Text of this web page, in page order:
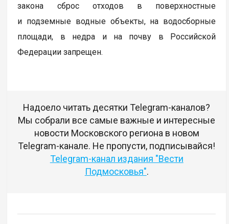
закона сброс отходов в поверхностные
и подземные водные объекты, на водосборные
площади, в недра и на почву в Российской
Федерации запрещен.
Надоело читать десятки Telegram-каналов?
Мы собрали все самые важные и интересные
новости Московского региона в новом
Telegram-канале. Не пропусти, подписывайся!
Telegram-канал издания "Вести
Подмосковья".